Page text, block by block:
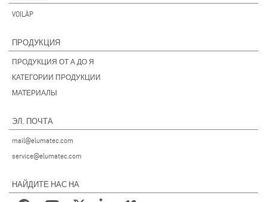
VOILÀP
ПРОДУКЦИЯ
ПРОДУКЦИЯ ОТ А ДО Я
КАТЕГОРИИ ПРОДУКЦИИ
МАТЕРИАЛЫ
ЭЛ. ПОЧТА
mail@elumatec.com
service@elumatec.com
НАЙДИТЕ НАС НА